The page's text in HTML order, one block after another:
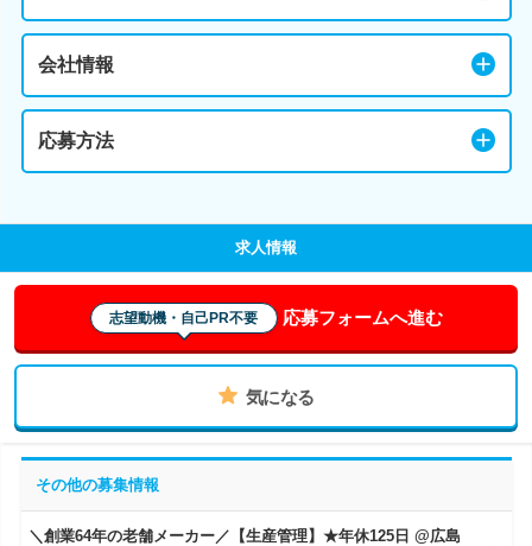
会社情報
応募方法
求人情報
志望動機・自己PR不要 応募フォームへ進む
気になる
その他の募集情報
＼創業64年の老舗メーカー／【生産管理】★年休125日 @広島